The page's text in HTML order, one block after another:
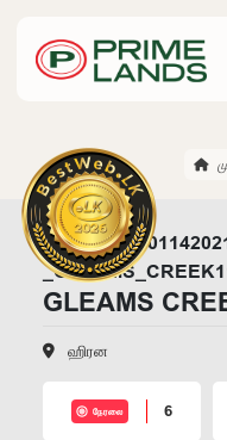
GLEAMS
ஹிரன
நேரலை 6